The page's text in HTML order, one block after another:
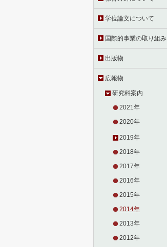
学位論文について
国際的事業の取り組み
出版物
広報物
研究科案内
2021年
2020年
2019年
2018年
2017年
2016年
2015年
2014年
2013年
2012年